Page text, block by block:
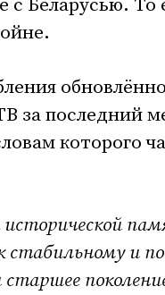
с Беларусью.
за последний
которого
стабильному и